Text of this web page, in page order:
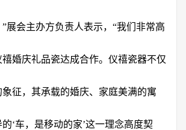
展会主办方负责人表示，“我们非常高
婚庆礼品瓷达成合作。仪禧瓷器不仅
征，其承载的婚庆、家庭美满的寓
‘车，是移动的家’这一理念高度契